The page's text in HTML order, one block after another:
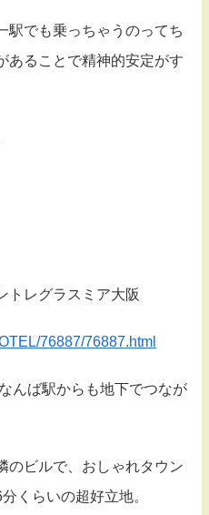
駅でも乗っちゃうのってち
あることで精神的安定がす
トレグラスミア大阪
76887/76887.html
んば駅からも地下でつなが
のビルで、おしゃれタウン
くらいの超好立地。